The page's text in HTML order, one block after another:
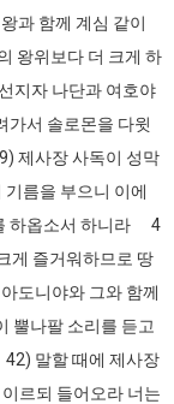
과 함께 계심 같이
왕위보다 더 크게 하
지자 나단과 여호야
가서 솔로몬을 다윗
제사장 사독이 성막
름을 부으니 이에
하옵소서 하니라 4
게 즐거워하므로 땅
도니야와 그와 함께
뿔나팔 소리를 듣고
말할 때에 제사장
르되 들어오라 너는